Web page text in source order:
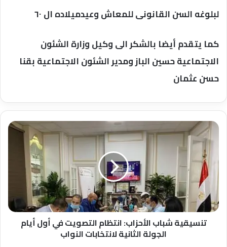
لبلوغه السن القانونى للمعاش وعيدميلاده ال ٦٠
كما يتقدم أيضا بالشكر الى وكيل وزارة الشئون
الاجتماعية حسين الباز ومدير الشئون الاجتماعية بقنا
حسن عثمان
تنسيقية
شباب
الأحزاب:
انتظام
التصويت
في
أول
أيام
الجولة
الثانيةتنسيقية شباب الأحزاب: انتظام التصويت في أول أيام
الجولة الثانية لانتخابات النواب